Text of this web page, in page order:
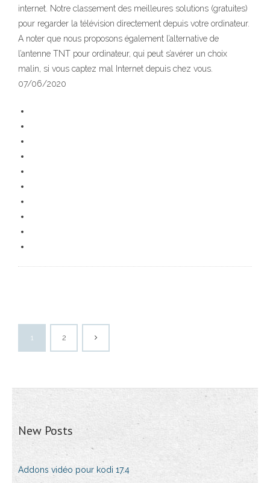
internet. Notre classement des meilleures solutions (gratuites)
pour regarder la télévision directement depuis votre ordinateur.
A noter que nous proposons également l’alternative de
l’antenne TNT pour ordinateur, qui peut s’avérer un choix
malin, si vous captez mal Internet depuis chez vous.
07/06/2020
1 2
New Posts
Addons vidéo pour kodi 17.4